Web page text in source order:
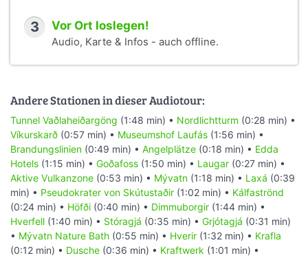
3 Vor Ort loslegen!
Audio, Karte & Infos - auch offline.
Andere Stationen in dieser Audiotour:
Tunnel Vaðlaheiðargöng (1:48 min) • Nordlichtturm (0:28 min) •
Víkurskarð (0:57 min) • Museumshof Laufás (1:56 min) •
Brandungslinien (0:49 min) • Angelplätze (0:18 min) • Edda
Hotels (1:15 min) • Goðafoss (1:50 min) • Laugar (0:27 min) •
Aktive Vulkanzone (0:53 min) • Mývatn (1:18 min) • Laxá (0:39
min) • Pseudokrater von Skútustaðir (1:02 min) • Kálfaströnd
(0:24 min) • Höfði (0:40 min) • Dimmuborgir (1:44 min) •
Hverfell (1:40 min) • Stóragjá (0:35 min) • Grjótagjá (0:31 min)
• Mývatn Nature Bath (0:55 min) • Hverir (1:32 min) • Krafla
(0:12 min) • Dusche (0:36 min) • Kraftwerk (1:01 min) •